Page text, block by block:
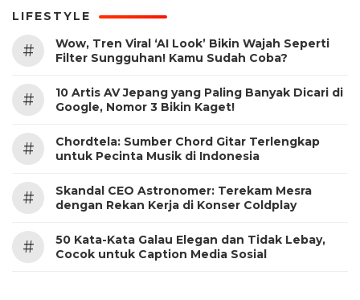
LIFESTYLE
#
Wow, Tren Viral ‘AI Look’ Bikin Wajah Seperti
Filter Sungguhan! Kamu Sudah Coba?
#
10 Artis AV Jepang yang Paling Banyak Dicari di
Google, Nomor 3 Bikin Kaget!
#
Chordtela: Sumber Chord Gitar Terlengkap
untuk Pecinta Musik di Indonesia
#
Skandal CEO Astronomer: Terekam Mesra
dengan Rekan Kerja di Konser Coldplay
#
50 Kata-Kata Galau Elegan dan Tidak Lebay,
Cocok untuk Caption Media Sosial